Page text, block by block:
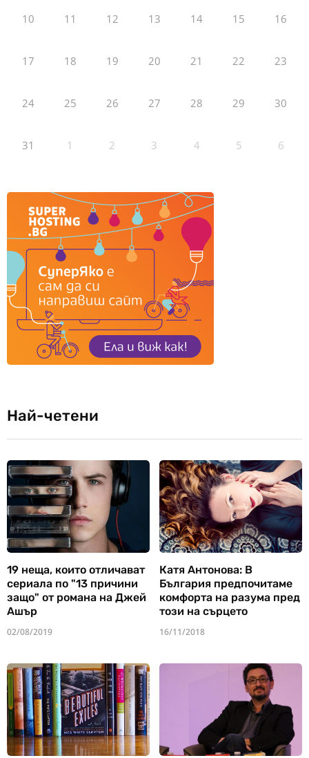
10 11 12 13 14 15 16
17 18 19 20 21 22 23
24 25 26 27 28 29 30
31 1 2 3 4 5 6
Най-четени
19 неща, които отличават
сериала по "13 причини
защо" от романа на Джей
Ашър
02/08/2019
Катя Антонова: В
България предпочитаме
комфорта на разума пред
този на сърцето
16/11/2018